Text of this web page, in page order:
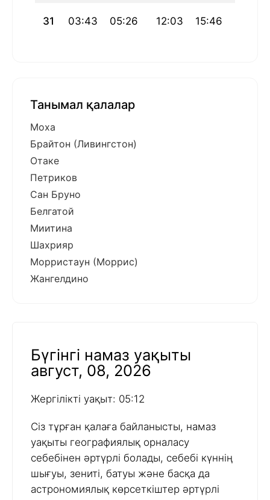
31 03:43 05:26 12:03 15:46
Танымал қалалар
Моха
Брайтон (Ливингстон)
Отаке
Петриков
Сан Бруно
Белгатой
Миитина
Шахрияр
Морристаун (Моррис)
Жангелдино
Бүгінгі намаз уақыты
август, 08, 2026
Жергілікті уақыт: 05:12
Сіз тұрған қалаға байланысты, намаз
уақыты географиялық орналасу
себебінен әртүрлі болады, себебі күннің
шығуы, зениті, батуы және басқа да
астрономиялық көрсеткіштер әртүрлі